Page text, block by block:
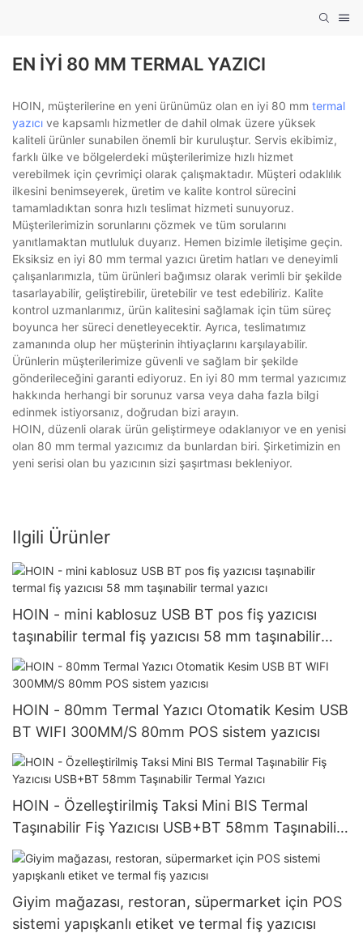
EN IYI 80 MM TERMAL YAZICI
HOIN, müşterilerine en yeni ürünümüz olan en iyi 80 mm termal
yazıcı ve kapsamlı hizmetler de dahil olmak üzere yüksek
kaliteli ürünler sunabilen önemli bir kuruluştur. Servis ekibimiz,
farklı ülke ve bölgelerdeki müşterilerimize hızlı hizmet
verebilmek için çevrimiçi olarak çalışmaktadır. Müşteri odaklılık
ilkesini benimseyerek, üretim ve kalite kontrol sürecini
tamamladıktan sonra hızlı teslimat hizmeti sunuyoruz.
Müşterilerimizin sorunlarını çözmek ve tüm sorularını
yanıtlamaktan mutluluk duyarız. Hemen bizimle iletişime geçin.
Eksiksiz en iyi 80 mm termal yazıcı üretim hatları ve deneyimli
çalışanlarımızla, tüm ürünleri bağımsız olarak verimli bir şekilde
tasarlayabilir, geliştirebilir, üretebilir ve test edebiliriz. Kalite
kontrol uzmanlarımız, ürün kalitesini sağlamak için tüm süreç
boyunca her süreci denetleyecektir. Ayrıca, teslimatımız
zamanında olup her müşterinin ihtiyaçlarını karşılayabilir.
Ürünlerin müşterilerimize güvenli ve sağlam bir şekilde
gönderileceğini garanti ediyoruz. En iyi 80 mm termal yazıcımız
hakkında herhangi bir sorunuz varsa veya daha fazla bilgi
edinmek istiyorsanız, doğrudan bizi arayın.
HOIN, düzenli olarak ürün geliştirmeye odaklanıyor ve en yenisi
olan 80 mm termal yazıcımız da bunlardan biri. Şirketimizin en
yeni serisi olan bu yazıcının sizi şaşırtması bekleniyor.
Ilgili Ürünler
HOIN - mini kablosuz USB BT pos fiş yazıcısı
taşınabilir termal fiş yazıcısı 58 mm taşınabilir
termal yazıcı
HOIN - 80mm Termal Yazıcı Otomatik Kesim USB
BT WIFI 300MM/S 80mm POS sistem yazıcısı
HOIN - Özelleştirilmiş Taksi Mini BIS Termal
Taşınabilir Fiş Yazıcısı USB+BT 58mm Taşınabilir
Termal Yazıcı
Giyim mağazası, restoran, süpermarket için POS
sistemi yapışkanlı etiket ve termal fiş yazıcısı